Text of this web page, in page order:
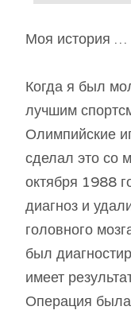
Моя история …
Когда я был
лучшим
Олимпийские
сделал это со
октября 1988
диагноз и
головного
был
имеет
Операция